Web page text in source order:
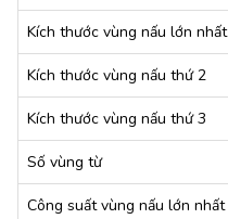
Kích thước vùng nấu lớn nhất
Kích thước vùng nấu thứ 2
Kích thước vùng nấu thứ 3
Số vùng từ
Công suất vùng nấu lớn nhất